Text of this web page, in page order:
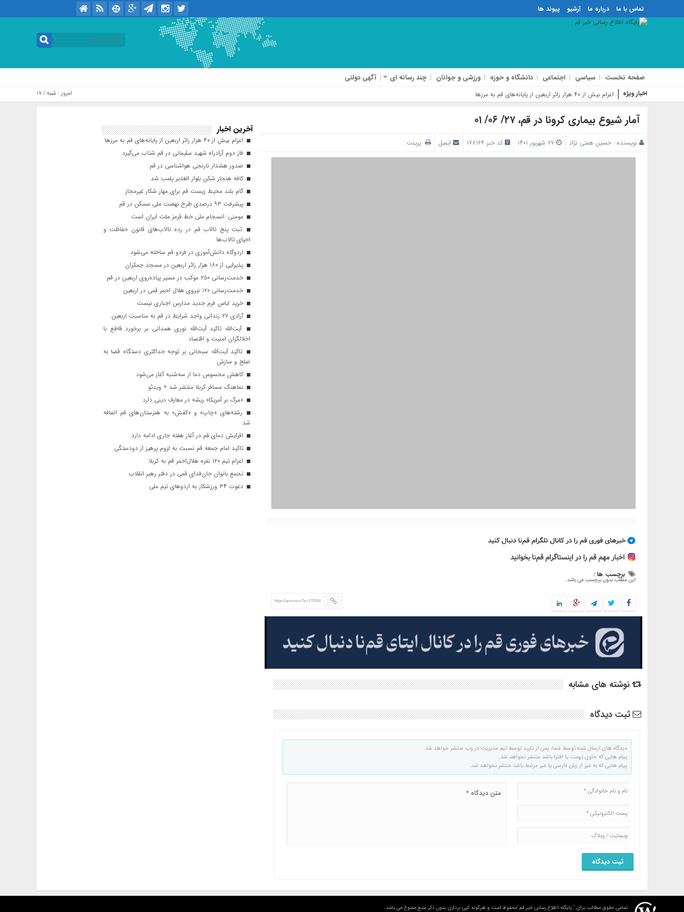
تماس با ما درباره ما آرشیو پیوند ها
صفحه نخست سیاسی اجتماعی دانشگاه و حوزه ورزشی و جوانان چند رسانه ای آگهی دولتی
اخبار ویژه ف امروز : شنبه / ۱۷ مرداد / ۱۴۰۵ .::. برابر با : Saturday, 8 August , 2026
آمار شیوع بیماری کرونا در قم، ۲۷/ ۰۶/ ۰۱
نویسنده : حسین همتی نژاد کد خبر 178164 ایمیل پرینت
برچسب ها :
این مطلب بدون برچسب می باشد.
https://qomna.ir/?p=178164
نوشته های مشابه
ثبت دیدگاه
دیدگاه های ارسال شده توسط شما، پس از تایید توسط تیم مدیریت در وب منتشر خواهد شد.
پیام هایی که حاوی تهمت یا افترا باشد منتشر نخواهد شد.
پیام هایی که به غیر از زبان فارسی یا غیر مرتبط باشد منتشر نخواهد شد.
آخرین اخبار
اعزام بیش از ۴۰ هزار زائر اربعین از پایانه‌های قم به مرزها
فاز دوم آزادراه شهید سلیمانی در قم شتاب می‌گیرد
صدور هشدار نارنجی هواشناسی در قم
کافه هنجار شکن بلوار الغدیر پلمب شد
گام بلند محیط زیست قم برای مهار شکار غیرمجاز
پیشرفت ۹۳ درصدی طرح نهضت ملی مسکن در قم
مومنی: انسجام ملی خط قرمز ملت ایران است
ثبت پنج تالاب قم در رده تالاب‌های قانون حفاظت و
احیای تالاب‌ها
اردوگاه دانش‌آموزی در فردو قم ساخته می‌شود
پذیرایی از ۱۸۰ هزار زائر اربعین در مسجد جمکران
خدمت‌رسانی ۲۵۰ موکب در مسیر پیاده‌روی اربعین در قم
خدمت‌رسانی ۱۲۰ نیروی هلال احمر قمی در اربعین
خرید لباس فرم جدید مدارس اجباری نیست
آزادی ۲۷ زندانی واجد شرایط در قم به مناسبت اربعین
آیت‌الله تاکید آیت‌الله نوری همدانی بر برخورد قاطع با
اخلالگران امنیت و اقتصاد
تاکید آیت‌الله‌ سبحانی بر توجه حداکثری دستگاه قضا به
صلح و سازش
کاهش محسوس دما از سه‌شنبه آغاز می‌شود
نماهنگ مسافر کربلا منتشر شد + ویدئو
«مرگ بر آمریکا» ریشه در معارف دینی دارد
رشته‌های «چاپ» و «کفش» به هنرستان‌های قم اضافه
شد
افزایش دمای قم در آغاز هفته جاری ادامه دارد
تاکید امام جمعه قم نسبت به لزوم پرهیز از دودستگی
اعزام تیم ۱۲۰ نفره هلال‌احمر قم به کربلا
تجمع بانوان جان‌فدای قمی در دفتر رهبر انقلاب
دعوت ۳۴ ورزشکار به اردوهای تیم ملی
تمامی حقوق مطالب برای " پایگاه اطلاع رسانی خبر قم "محفوظ است و هرگونه کپی برداری بدون ذکر منبع ممنوع می باشد.